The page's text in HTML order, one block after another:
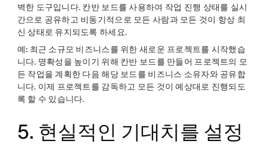
벽한 도구입니다. 칸반 보드를 사용하여 작업 진행 상태를 실시
간으로 공유하고 비동기적으로 모든 사람과 모든 것이 항상 최
신 상태로 유지되도록 하세요.
예: 최근 소규모 비즈니스를 위한 새로운 프로젝트를 시작했습
니다. 명확성을 높이기 위해 칸반 보드를 만들어 프로젝트의 모
든 작업을 계획한 다음 해당 보드를 비즈니스 소유자와 공유합
니다. 이제 프로젝트를 감독하고 모든 것이 예상대로 진행되도
록 할 수 있습니다.
5. 현실적인 기대치를 설정